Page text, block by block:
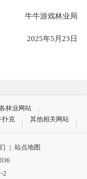
牛牛游戏林业局
2025年5月23日
林业网站
扑克
其他相关网站
| 站点地图
2